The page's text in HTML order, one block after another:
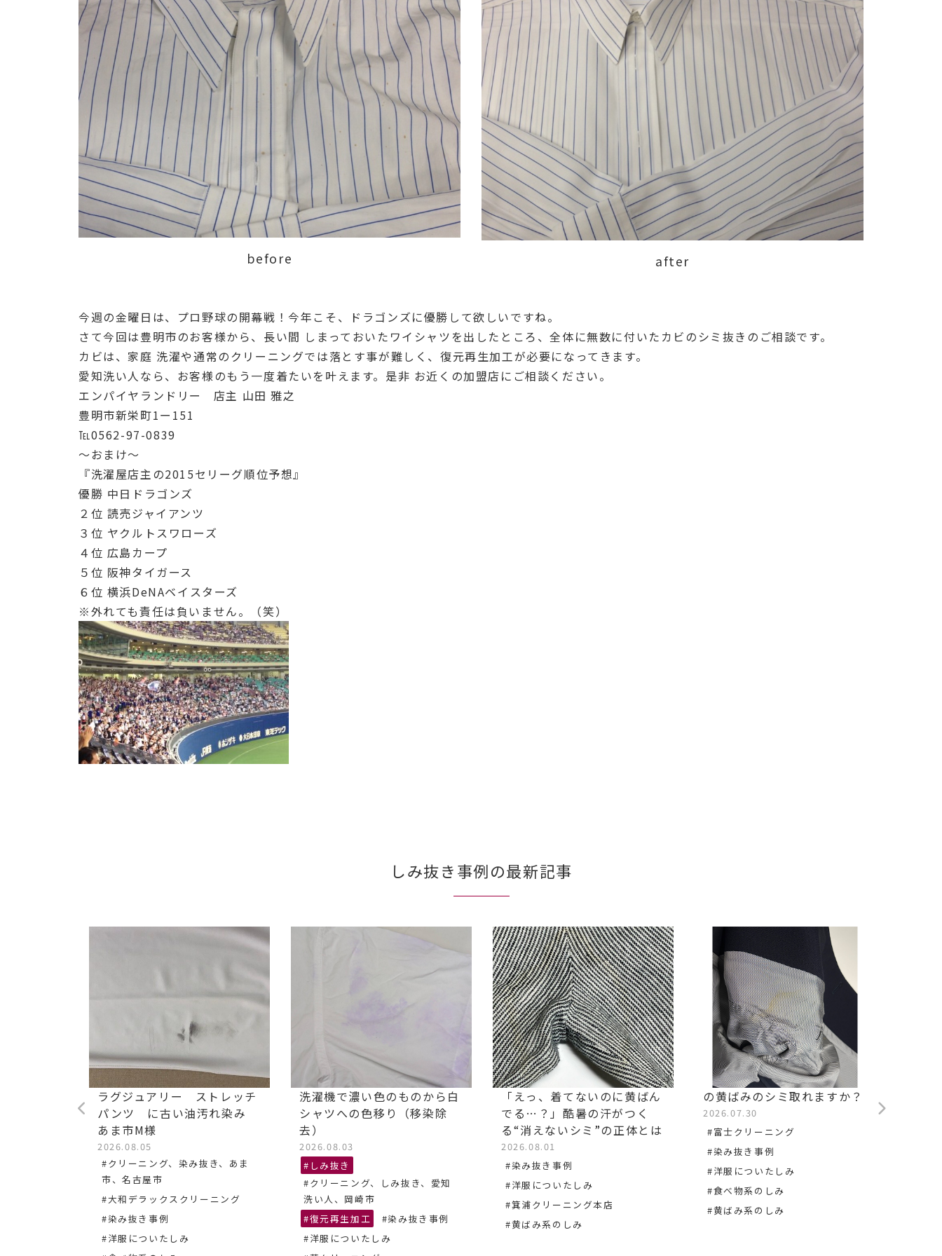
before after
今週の金曜日は、プロ野球の開幕戦！今年こそ、ドラゴンズに優勝して欲しいですね。
さて今回は豊明市のお客様から、長い間 しまっておいたワイシャツを出したところ、全体に無数に付いたカビのシミ抜きのご相談です。
カビは、家庭 洗濯や通常のクリーニングでは落とす事が難しく、復元再生加工が必要になってきます。
愛知洗い人なら、お客様のもう一度着たいを叶えます。是非 お近くの加盟店にご相談ください。
エンパイヤランドリー 店主 山田 雅之
豊明市新栄町1ー151
℡0562-97-0839
〜おまけ〜
『洗濯屋店主の2015セリーグ順位予想』
優勝 中日ドラゴンズ
２位 読売ジャイアンツ
３位 ヤクルトスワローズ
４位 広島カープ
５位 阪神タイガース
６位 横浜DeNAベイスターズ
※外れても責任は負いません。（笑）
しみ抜き事例の最新記事
ラグジュアリー ストレッチ
パンツ に古い油汚れ染み
あま市M様
2026.08.05
#クリーニング、染み抜き、あま
市、名古屋市
#大和デラックスクリーニング
#染み抜き事例
#洋服についたしみ
洗濯機で濃い色のものから白
シャツへの色移り（移染除
去）
2026.08.03
#しみ抜き
#クリーニング、しみ抜き、愛知
洗い人、岡崎市
#復元再生加工
#染み抜き事例
#洋服についたしみ
「えっ、着てないのに黄ばん
でる…？」酷暑の汗がつく
る“消えないシミ”の正体とは
2026.08.01
#染み抜き事例
#洋服についたしみ
#箕浦クリーニング本店
#黄ばみ系のしみ
の黄ばみのシミ取れますか？
2026.07.30
#富士クリーニング
#染み抜き事例
#洋服についたしみ
#食べ物系のしみ
#黄ばみ系のしみ